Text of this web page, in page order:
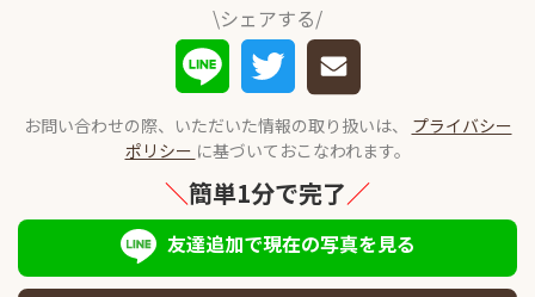
\シェアする/
お問い合わせの際、いただいた情報の取り扱いは、 プライバシー
ポリシー に基づいておこなわれます。
＼簡単1分で完了／
友達追加で現在の写真を見る